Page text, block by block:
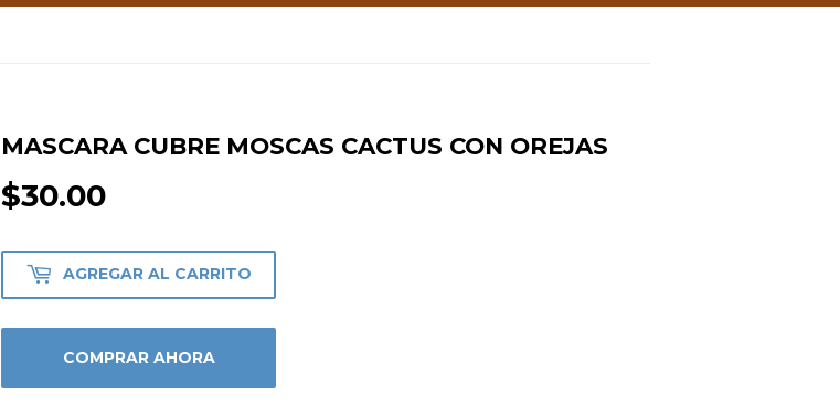
MASCARA CUBRE MOSCAS CACTUS CON OREJAS
$30.00
AGREGAR AL CARRITO
COMPRAR AHORA